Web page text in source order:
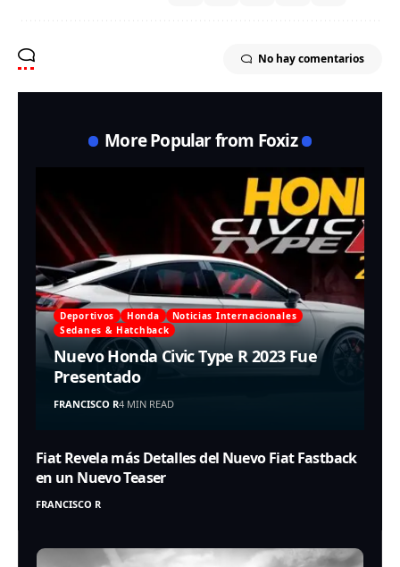
No hay comentarios
More Popular from Foxiz
Deportivos Honda
Noticias Internacionales
Sedanes & Hatchback
Nuevo Honda Civic Type R 2023 Fue
Presentado
FRANCISCO R4 MIN READ
Fiat Revela más Detalles del Nuevo Fiat Fastback
en un Nuevo Teaser
FRANCISCO R